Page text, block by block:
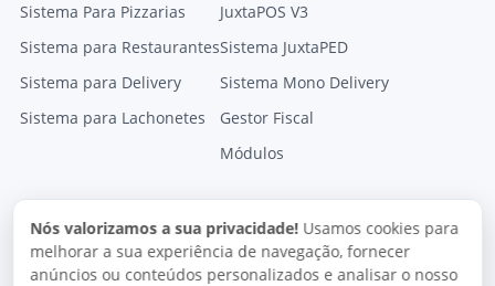
Sistema Para Pizzarias
Sistema para Restaurantes
Sistema para Delivery
Sistema para Lachonetes
JuxtaPOS V3
Sistema JuxtaPED
Sistema Mono Delivery
Gestor Fiscal
Módulos
Nós valorizamos a sua privacidade! Usamos cookies para
melhorar a sua experiência de navegação, fornecer
anúncios ou conteúdos personalizados e analisar o nosso